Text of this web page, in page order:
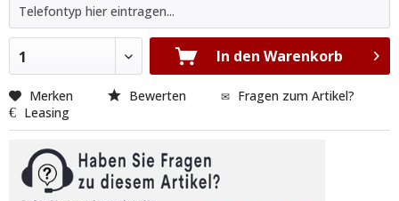
1 In den Warenkorb
Merken Bewerten
Fragen zum Artikel?
Leasing